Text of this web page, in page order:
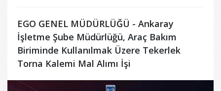
EGO GENEL MÜDÜRLÜĞÜ - Ankaray
İşletme Şube Müdürlüğü, Araç Bakım
Biriminde Kullanılmak Üzere Tekerlek
Torna Kalemi Mal Alımı İşi